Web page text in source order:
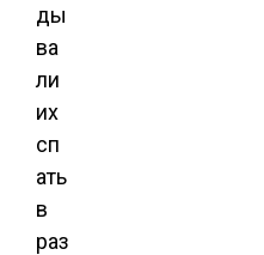
ды
ва
ли
их
сп
ать
в
раз